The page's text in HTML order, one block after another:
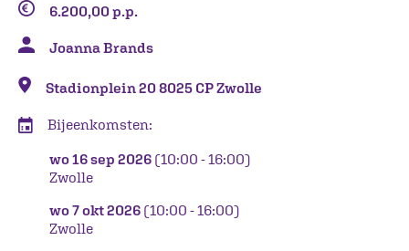
6.200,00 p.p.
Joanna Brands
Stadionplein 20 8025 CP Zwolle
Bijeenkomsten:
wo 16 sep 2026 (10:00 - 16:00)
Zwolle
wo 7 okt 2026 (10:00 - 16:00)
Zwolle